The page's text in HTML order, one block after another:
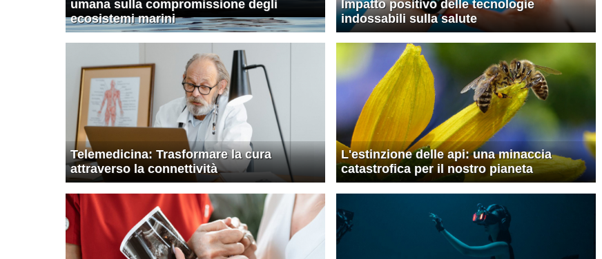
umana sulla compromissione degli
ecosistemi marini
Impatto positivo delle tecnologie
indossabili sulla salute
Telemedicina: Trasformare la cura
attraverso la connettività
L'estinzione delle api: una minaccia
catastrofica per il nostro pianeta